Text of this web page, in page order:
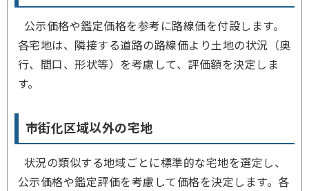
公示価格や鑑定価格を参考に路線価を付設します。
各宅地は、隣接する道路の路線価より土地の状況（奥
行、間口、形状等）を考慮して、評価額を決定しま
す。
市街化区域以外の宅地
状況の類似する地域ごとに標準的な宅地を選定し、
公示価格や鑑定評価を考慮して価格を決定します。各